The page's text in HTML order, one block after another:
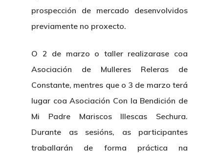
prospección de mercado desenvolvidos
previamente no proxecto.
O 2 de marzo o taller realizarase coa
Asociación de Mulleres Releras de
Constante, mentres que o 3 de marzo terá
lugar coa Asociación Con la Bendición de
Mi Padre Mariscos Illescas Sechura.
Durante as sesións, as participantes
traballarán de forma práctica na